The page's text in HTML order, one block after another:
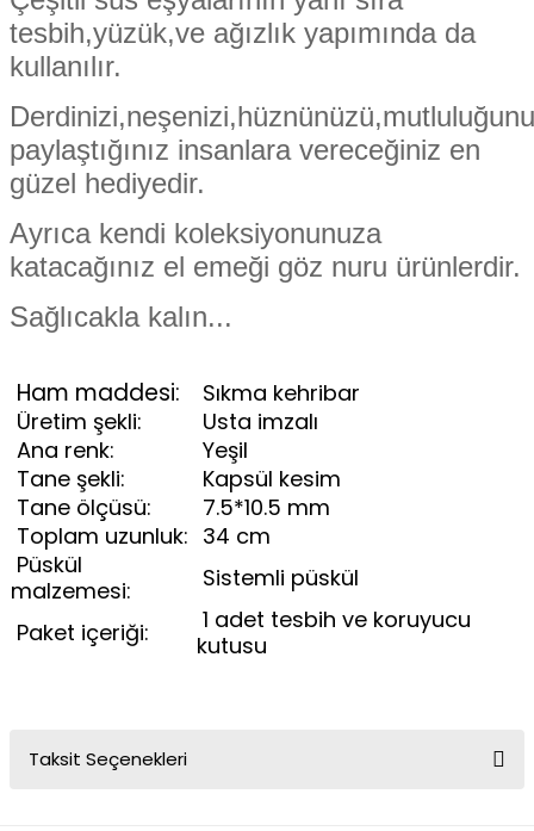
tesbih,yüzük,ve ağızlık yapımında da
kullanılır.
paylaştığınız insanlara vereceğiniz en
güzel hediyedir.
Ayrıca kendi koleksiyonunuza
katacağınız el emeği göz nuru ürünlerdir.
Sağlıcakla kalın...
Ham maddesi:
Sıkma kehribar
Üretim şekli:
Usta imzalı
Ana renk:
Yeşil
Tane şekli:
Kapsül kesim
Tane ölçüsü:
7.5*10.5 mm
Toplam uzunluk: 34 cm
Püskül
malzemesi:
Sistemli püskül
Paket içeriği:
1 adet tesbih ve koruyucu
kutusu
Taksit Seçenekleri